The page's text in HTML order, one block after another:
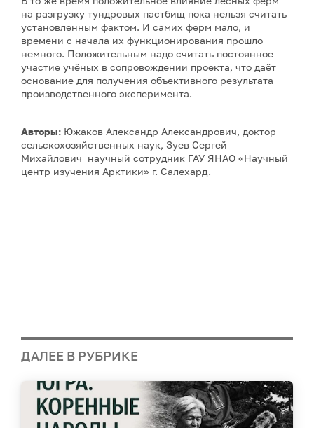
на разгрузку тундровых пастбищ пока нельзя считать
установленным фактом. И самих ферм мало, и
времени с начала их функционирования прошло
немного. Положительным надо считать постоянное
участие учёных в сопровождении проекта, что даёт
основание для получения объективного результата
производственного эксперимента.
Авторы: Южаков Александр Александрович, доктор
сельскохозяйственных наук, Зуев Сергей
Михайлович научный сотрудник ГАУ ЯНАО «Научный
центр изучения Арктики» г. Салехард.
ДАЛЕЕ В РУБРИКЕ